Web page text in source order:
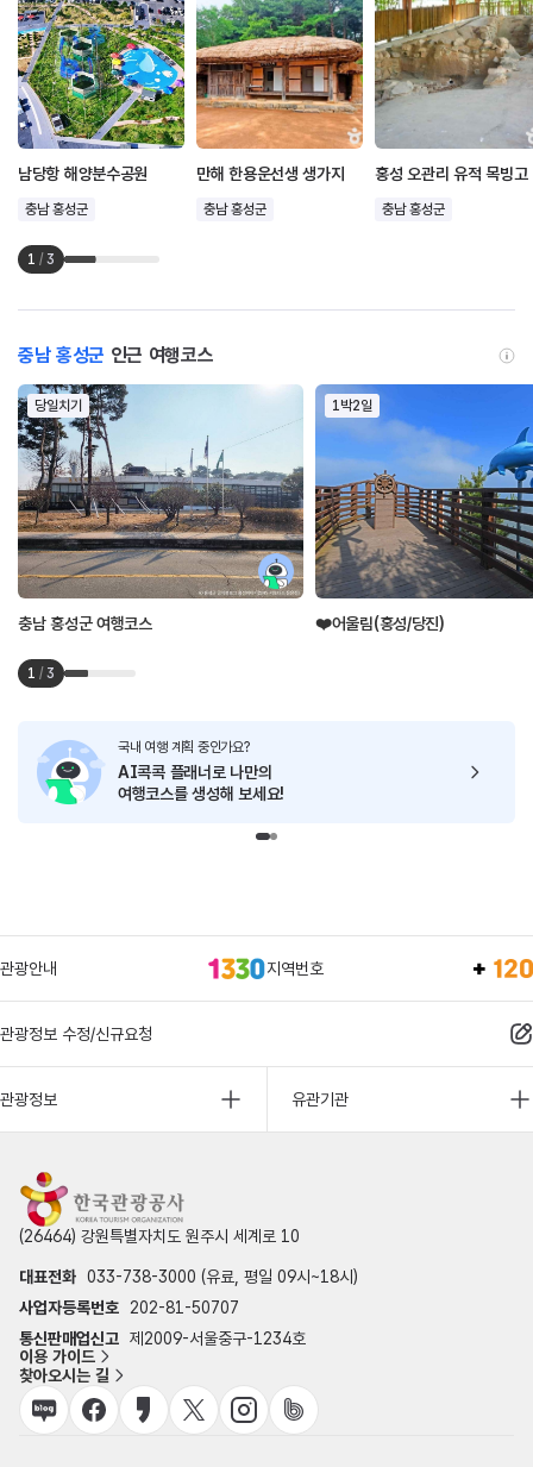
남당항 해양분수공원
충남 홍성군
만해 한용운선생 생가지
충남 홍성군
홍성 오관리 유적 목빙고
충남 홍성군
1 / 3
충남 홍성군 인근 여행코스
당일치기
충남 홍성군 여행코스
1박2일
❤️어울림(홍성/당진)
1 / 3
국내 여행 계획 중인가요?
AI콕콕 플래너로 나만의
여행코스를 생성해 보세요!
관광안내 지역번호
관광정보 수정/신규요청
관광정보 유관기관
(26464) 강원특별자치도 원주시 세계로 10
대표전화 033-738-3000 (유료, 평일 09시~18시)
사업자등록번호 202-81-50707
통신판매업신고 제2009-서울중구-1234호
이용 가이드
찾아오시는 길